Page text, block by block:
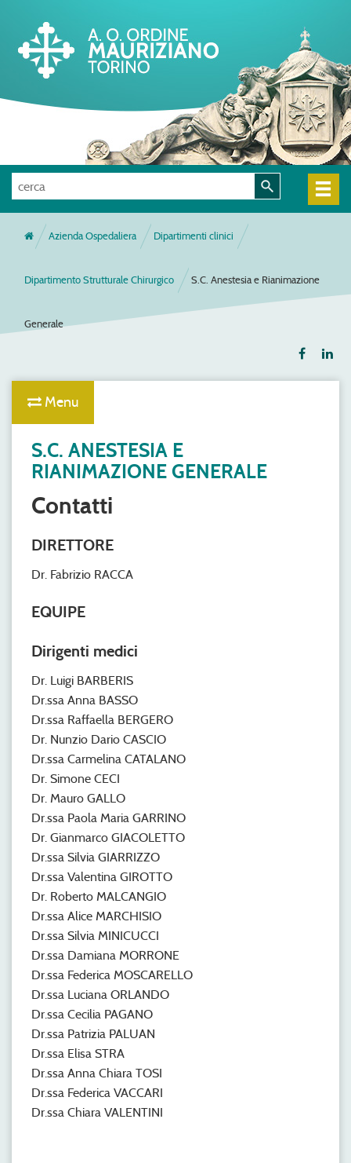
Azienda Ospedaliera Dipartimenti clinici
Dipartimento Strutturale Chirurgico S.C. Anestesia e Rianimazione
Generale
Menu
S.C. ANESTESIA E
RIANIMAZIONE GENERALE
Contatti
DIRETTORE
Dr. Fabrizio RACCA
EQUIPE
Dirigenti medici
Dr. Luigi BARBERIS
Dr.ssa Anna BASSO
Dr.ssa Raffaella BERGERO
Dr. Nunzio Dario CASCIO
Dr.ssa Carmelina CATALANO
Dr. Simone CECI
Dr. Mauro GALLO
Dr.ssa Paola Maria GARRINO
Dr. Gianmarco GIACOLETTO
Dr.ssa Silvia GIARRIZZO
Dr.ssa Valentina GIROTTO
Dr. Roberto MALCANGIO
Dr.ssa Alice MARCHISIO
Dr.ssa Silvia MINICUCCI
Dr.ssa Damiana MORRONE
Dr.ssa Federica MOSCARELLO
Dr.ssa Luciana ORLANDO
Dr.ssa Cecilia PAGANO
Dr.ssa Patrizia PALUAN
Dr.ssa Elisa STRA
Dr.ssa Anna Chiara TOSI
Dr.ssa Federica VACCARI
Dr.ssa Chiara VALENTINI